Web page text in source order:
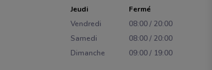
Jeudi
Fermé
Vendredi
08:00 / 20:00
Samedi
08:00 / 20:00
Dimanche
09:00 / 19:00